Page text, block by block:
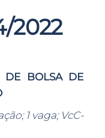
2022
DE BOLSA DE
1 vaga; VcC-